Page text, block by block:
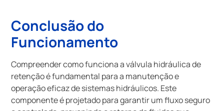
Conclusão do
Funcionamento
Compreender como funciona a válvula hidráulica de
retenção é fundamental para a manutenção e
operação eficaz de sistemas hidráulicos. Este
componente é projetado para garantir um fluxo seguro